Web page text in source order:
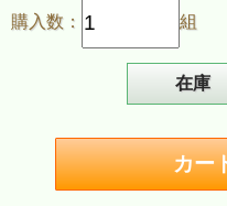
落葉松／川の流れのように
／花の街／花のまわりで
を／ゆりかご／忘れな草を
古時計／カチューシャ／
峠のわが家／ともしび／
富士の根）／懐かしきケ
購入数： 組
在庫